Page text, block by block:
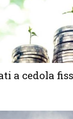
a cedola